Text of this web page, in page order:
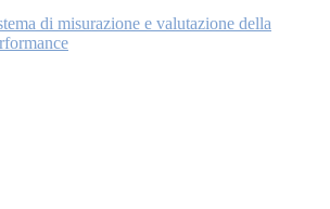
di misurazione e valutazione della